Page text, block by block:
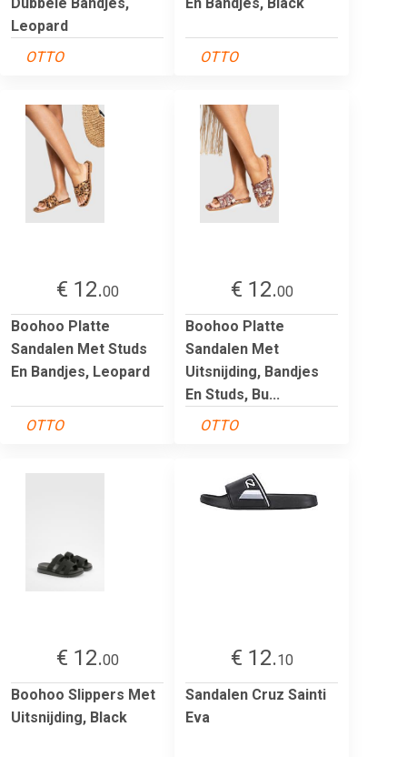
Leopard
OTTO
OTTO
€ 12.00
Boohoo Platte
Sandalen Met Studs
En Bandjes, Leopard
OTTO
€ 12.00
Boohoo Platte
Sandalen Met
Uitsnijding, Bandjes
En Studs, Bu...
OTTO
€ 12.00
Boohoo Slippers Met
Uitsnijding, Black
€ 12.10
Sandalen Cruz Sainti
Eva